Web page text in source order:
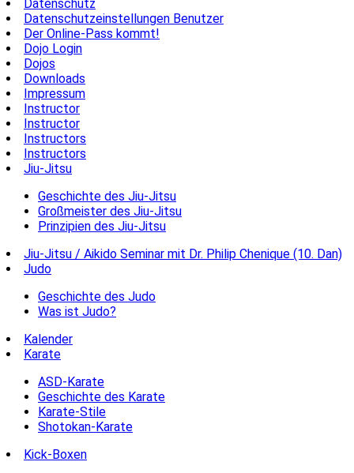
Datenschutz
Datenschutzeinstellungen Benutzer
Der Online-Pass kommt!
Dojo Login
Dojos
Downloads
Impressum
Instructor
Instructor
Instructors
Instructors
Jiu-Jitsu
Geschichte des Jiu-Jitsu
Großmeister des Jiu-Jitsu
Prinzipien des Jiu-Jitsu
Jiu-Jitsu / Aikido Seminar mit Dr. Philip Chenique (10. Dan)
Judo
Geschichte des Judo
Was ist Judo?
Kalender
Karate
ASD-Karate
Geschichte des Karate
Karate-Stile
Shotokan-Karate
Kick-Boxen